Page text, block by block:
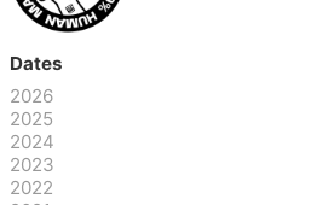
Dates
2026
2025
2024
2023
2022